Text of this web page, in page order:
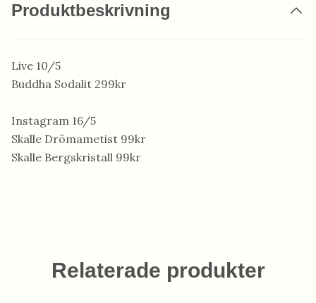
Produktbeskrivning
Live 10/5
Buddha Sodalit 299kr
Instagram 16/5
Skalle Drömametist 99kr
Skalle Bergskristall 99kr
Relaterade produkter